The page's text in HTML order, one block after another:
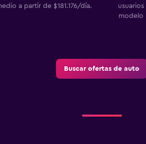
a partir de $181.176/día.
modelo
Buscar ofertas de auto